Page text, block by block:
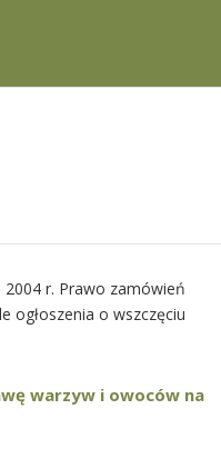
r. Prawo zamówień
ogłoszenia o wszczęciu
warzyw i owoców na